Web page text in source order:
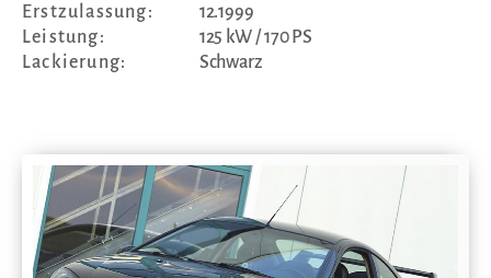
Erstzulassung:
12.1999
Leistung:
125 kW / 170 PS
Lackierung:
Schwarz